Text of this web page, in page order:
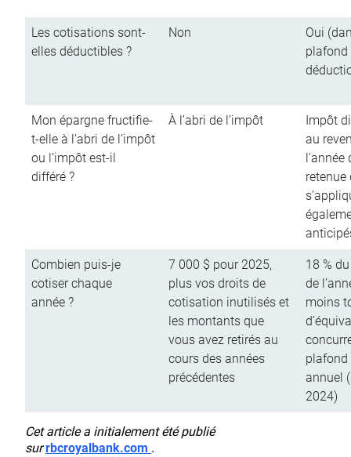
Les cotisations sont-
elles déductibles ?
Non
Oui
plafond
Mon épargne fructifie-
t-elle à l’abri de l’impôt
ou l’impôt est-il
différé ?
À l’abri de l’impôt
Impôt
au
retenue
Combien puis-je
cotiser chaque
année ?
7 000 $ pour 2025,
plus vos droits de
cotisation inutilisés et
les montants que
vous avez retirés au
cours des années
précédentes
18 %
de
moins
annuel
2024)
Cet article a initialement été publié
surrbcroyalbank.com .